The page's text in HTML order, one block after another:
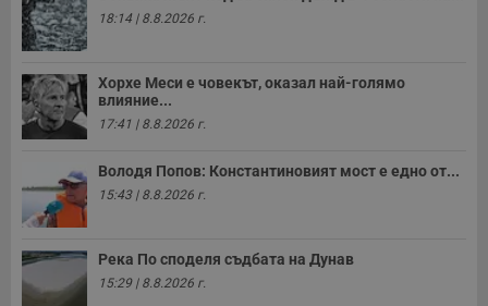
18:14 | 8.8.2026 г.
Хорхе Меси е човекът, оказал най-голямо
влияние...
17:41 | 8.8.2026 г.
Володя Попов: Константиновият мост е едно от...
15:43 | 8.8.2026 г.
Река По споделя съдбата на Дунав
15:29 | 8.8.2026 г.